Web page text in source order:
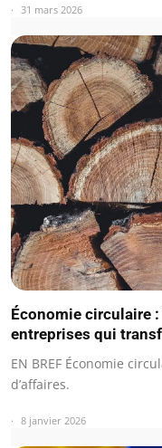
31 mars 2026
Économie circulaire
entreprises qui
EN BREF Économie
d’affaires.
8 janvier 2026